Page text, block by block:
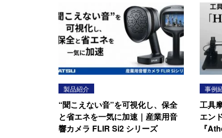
製品紹介
“聞こえない音”を可視化し、保全
と省エネを一気に加速｜産業用音
響カメラ FLIR Si2 シリーズ
事例
工具
エン
『